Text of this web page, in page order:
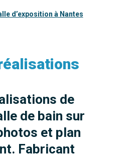
d’exposition à Nantes
de
de bain sur
et plan
Fabricant